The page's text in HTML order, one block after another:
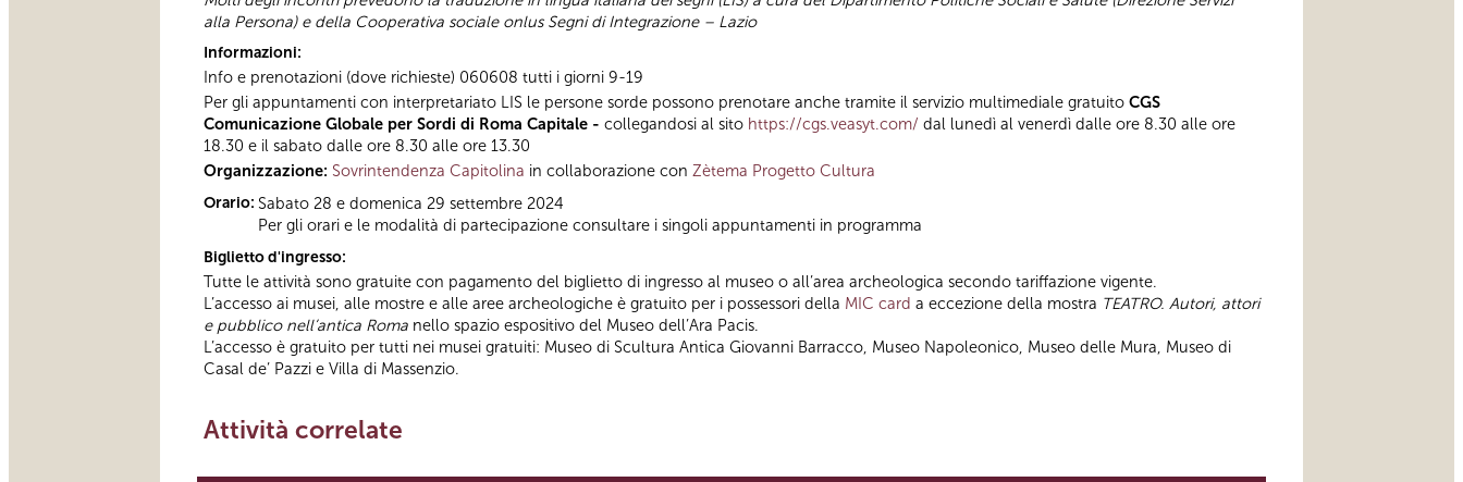
alla Persona) e della Cooperativa sociale onlus Segni di Integrazione – Lazio
Informazioni:
Info e prenotazioni (dove richieste) 060608 tutti i giorni 9-19
Per gli appuntamenti con interpretariato LIS le persone sorde possono prenotare anche tramite il servizio multimediale gratuito CGS
Comunicazione Globale per Sordi di Roma Capitale - collegandosi al sito https://cgs.veasyt.com/ dal lunedì al venerdì dalle ore 8.30 alle ore
18.30 e il sabato dalle ore 8.30 alle ore 13.30
Organizzazione: Sovrintendenza Capitolina in collaborazione con Zètema Progetto Cultura
Orario: Sabato 28 e domenica 29 settembre 2024
Per gli orari e le modalità di partecipazione consultare i singoli appuntamenti in programma
Biglietto d'ingresso:
Tutte le attività sono gratuite con pagamento del biglietto di ingresso al museo o all’area archeologica secondo tariffazione vigente.
L’accesso ai musei, alle mostre e alle aree archeologiche è gratuito per i possessori della MIC card a eccezione della mostra TEATRO. Autori, attori
e pubblico nell’antica Roma nello spazio espositivo del Museo dell’Ara Pacis.
L’accesso è gratuito per tutti nei musei gratuiti: Museo di Scultura Antica Giovanni Barracco, Museo Napoleonico, Museo delle Mura, Museo di
Casal de’ Pazzi e Villa di Massenzio.
Attività correlate